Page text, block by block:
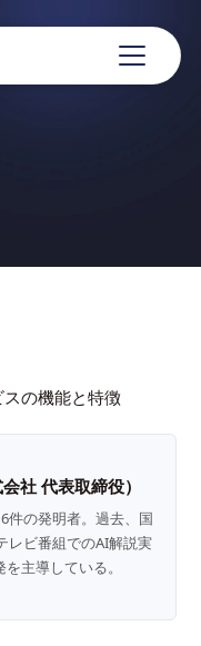
の機能と特徴
社 代表取締役）
件の発明者。過去、国
レビ番組でのAI解説実
主導している。